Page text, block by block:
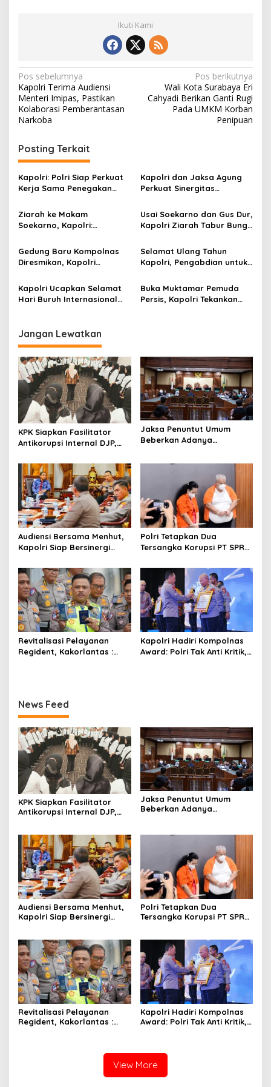
Ikuti Kami
N
a
v
i
g
a
s
i
p
o
s
Pos sebelumnya
Kapolri Terima Audiensi
Menteri Imipas, Pastikan
Kolaborasi Pemberantasan
Narkoba
Pos berikutnya
Wali Kota Surabaya Eri
Cahyadi Berikan Ganti Rugi
Pada UMKM Korban
Penipuan
Posting Terkait
Kapolri: Polri Siap Perkuat
Kerja Sama Penegakan
Bersama FBI Hadapi
Kejahatan Modern
Kapolri dan Jaksa Agung
Perkuat Sinergitas
Pastikan Soliditas Institusi
Ziarah ke Makam
Soekarno, Kapolri:
Bangsa
Usai Soekarno dan Gus Dur,
Kapolri Ziarah Tabur Bunga
Gedung Baru Kompolnas
Diresmikan, Kapolri
Pengawasan dan Respons
Keluhan Masyarakat
Selamat Ulang Tahun
Kapolri, Pengabdian untuk
Kapolri Ucapkan Selamat
Hari Buruh Internasional
Pekerja
Buka Muktamar Pemuda
Persis, Kapolri Tekankan
Jangan Lewatkan
KPK Siapkan Fasilitator
Antikorupsi Internal DJP,
Dalam
Jaksa Penuntut Umum
Beberkan Adanya
Sewa Terminal OTM pada
Sidang Lanjutan Korupsi
Pertamina
Audiensi Bersama Menhut,
Kapolri Siap Bersinergi
Polri Tetapkan Dua
Tersangka Korupsi PT SPR
Rp33 Miliar
Revitalisasi Pelayanan
Regident, Kakorlantas :
Kapolri Hadiri Kompolnas
Award: Polri Tak Anti Kritik,
News Feed
KPK Siapkan Fasilitator
Antikorupsi Internal DJP,
Jaksa Penuntut Umum
Beberkan Adanya
Sidang Lanjutan Korupsi
Audiensi Bersama Menhut,
Kapolri Siap Bersinergi
Polri Tetapkan Dua
Tersangka Korupsi PT SPR
Revitalisasi Pelayanan
Regident, Kakorlantas :
Kapolri Hadiri Kompolnas
Award: Polri Tak Anti Kritik,
View More